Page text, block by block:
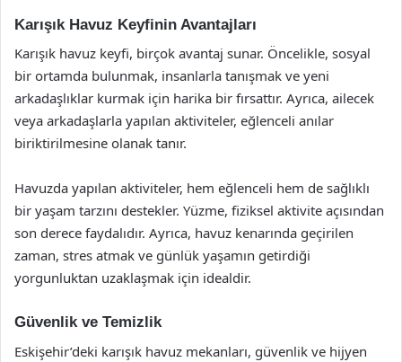
Karışık Havuz Keyfinin Avantajları
Karışık havuz keyfi, birçok avantaj sunar. Öncelikle, sosyal
bir ortamda bulunmak, insanlarla tanışmak ve yeni
arkadaşlıklar kurmak için harika bir fırsattır. Ayrıca, ailecek
veya arkadaşlarla yapılan aktiviteler, eğlenceli anılar
biriktirilmesine olanak tanır.
Havuzda yapılan aktiviteler, hem eğlenceli hem de sağlıklı
bir yaşam tarzını destekler. Yüzme, fiziksel aktivite açısından
son derece faydalıdır. Ayrıca, havuz kenarında geçirilen
zaman, stres atmak ve günlük yaşamın getirdiği
yorgunluktan uzaklaşmak için idealdir.
Güvenlik ve Temizlik
Eskişehir’deki karışık havuz mekanları, güvenlik ve hijyen